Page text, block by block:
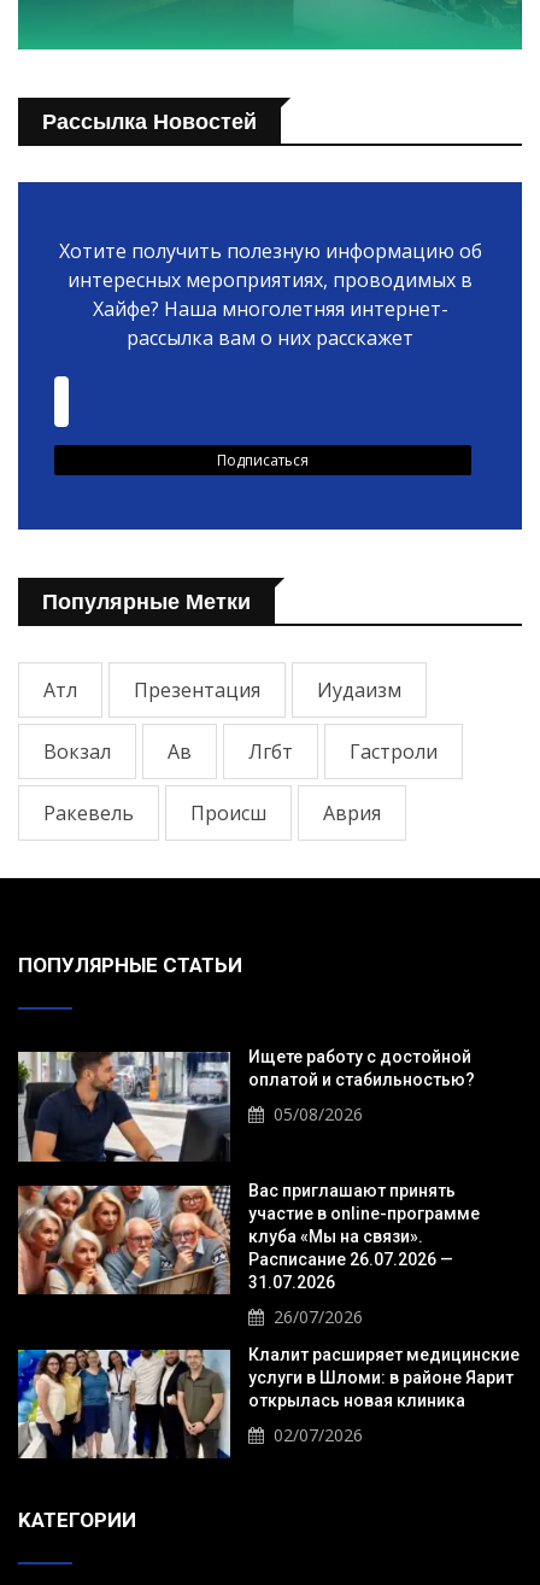
Рассылка Новостей
Хотите получить полезную информацию об
интересных мероприятиях, проводимых в
Хайфе? Наша многолетняя интернет-
рассылка вам о них расскажет
Популярные Метки
Атл Презентация Иудаизм
Вокзал Ав Лгбт Гастроли
Ракевель Происш Аврия
ПОПУЛЯРНЫЕ СТАТЬИ
Ищете работу с достойной
оплатой и стабильностью?
05/08/2026
Вас приглашают принять
участие в online-программе
клуба «Мы на связи».
Расписание 26.07.2026 —
31.07.2026
26/07/2026
Клалит расширяет медицинские
услуги в Шломи: в районе Яарит
открылась новая клиника
02/07/2026
KАТЕГОРИИ